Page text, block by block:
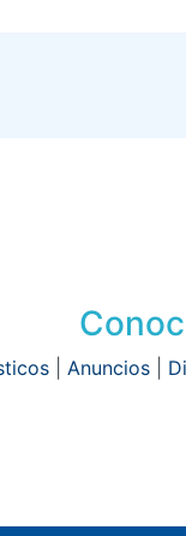
| Anuncios|